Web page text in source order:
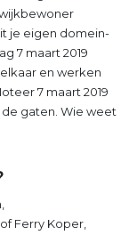
je eigen domein-
7 maart 2019
en werken
7 maart 2019
gaten. Wie weet
of Ferry Koper,